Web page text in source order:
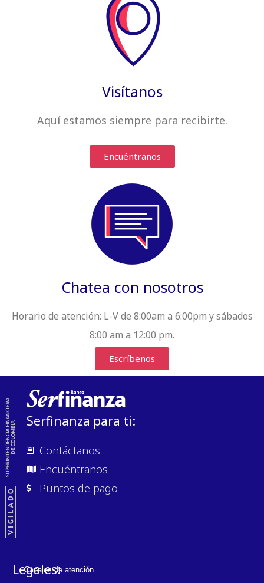
Visítanos
Aquí estamos siempre para recibirte.
Encuéntranos
Chatea con nosotros
Horario de atención: L-V de 8:00am a 6:00pm y sábados
8:00 am a 12:00 pm.
Escríbenos
Serfinanza para ti:
Contáctanos
Encuéntranos
Puntos de pago
Legales:
Canales de atención